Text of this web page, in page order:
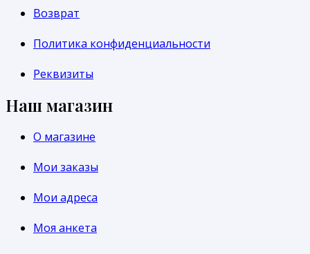
Возврат
Политика конфиденциальности
Реквизиты
Наш магазин
О магазине
Мои заказы
Мои адреса
Моя анкета